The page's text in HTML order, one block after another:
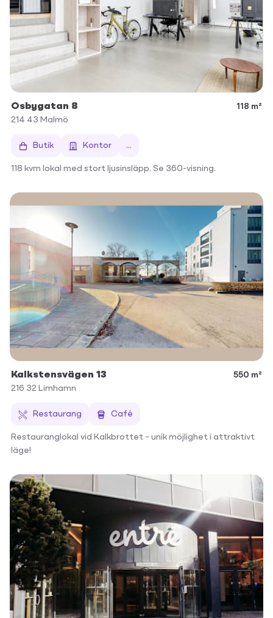
Osbygatan 8
118 m²
214 43 Malmö
Butik Kontor ...
118 kvm lokal med stort ljusinsläpp. Se 360-visning.
Kalkstensvägen 13
550 m²
216 32 Limhamn
Restaurang Café
Restauranglokal vid Kalkbrottet – unik möjlighet i attraktivt
läge!